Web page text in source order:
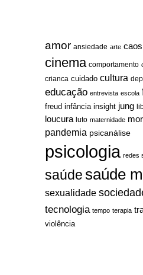
amor ansiedade arte caos
cinema comportamento
crianca cuidado cultura
educação entrevista escola
freud infância insight jung
loucura luto maternidade
pandemia psicanálise
psicologia redes
saúdesaúde
sexualidade
tecnologia tempo terapia
violência